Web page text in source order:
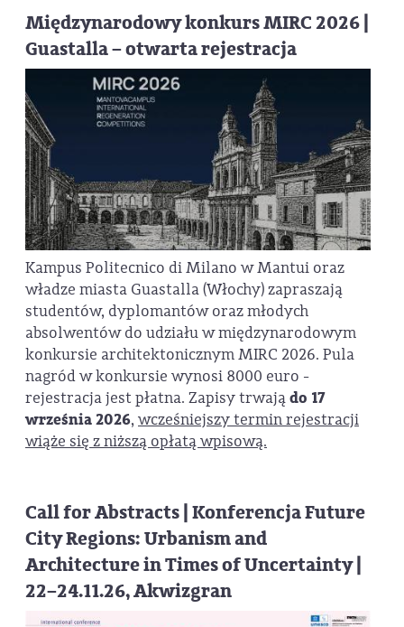
Międzynarodowy konkurs MIRC 2026 |
Guastalla – otwarta rejestracja
Kampus Politecnico di Milano w Mantui oraz
władze miasta Guastalla (Włochy) zapraszają
studentów, dyplomantów oraz młodych
absolwentów do udziału w międzynarodowym
konkursie architektonicznym MIRC 2026. Pula
nagród w konkursie wynosi 8000 euro -
rejestracja jest płatna. Zapisy trwajądo 17
września 2026, wcześniejszy termin rejestracji
wiąże się z niższą opłatą wpisową.
Call for Abstracts | Konferencja Future
City Regions: Urbanism and
Architecture in Times of Uncertainty |
22–24.11.26, Akwizgran